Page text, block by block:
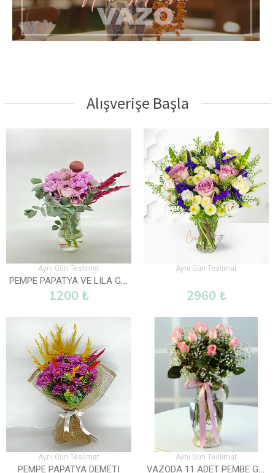
Alışverişe Başla
Aynı Gün Teslimat
PEMPE PAPATYA VE LILA GÜL VAZOLU
1200 ₺
Aynı Gün Teslimat
2960 ₺
Aynı Gün Teslimat
PEMPE PAPATYA DEMETI
Aynı Gün Teslimat
VAZODA 11 ADET PEMBE GÜL